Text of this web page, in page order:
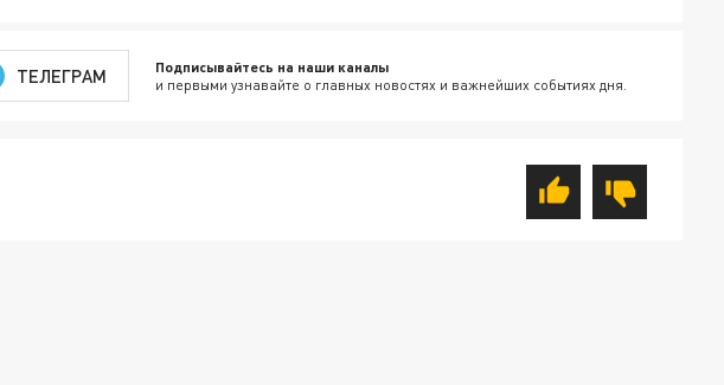
ТЕЛЕГРАМ Подписывайтесь на наши каналы
и первыми узнавайте о главных новостях и важнейших событиях дня.